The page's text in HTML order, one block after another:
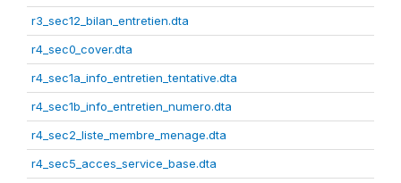
r3_sec12_bilan_entretien.dta
r4_sec0_cover.dta
r4_sec1a_info_entretien_tentative.dta
r4_sec1b_info_entretien_numero.dta
r4_sec2_liste_membre_menage.dta
r4_sec5_acces_service_base.dta